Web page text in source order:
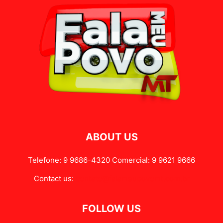
ABOUT US
Telefone: 9 9686-4320 Comercial: 9 9621 9666
Contact us:
FOLLOW US